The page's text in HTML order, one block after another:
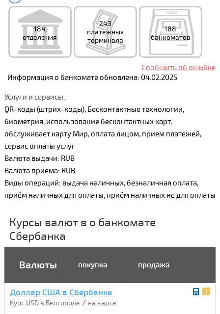
184
отделения
243
платежных
терминала
188
банкоматов
Сообщить об ошибке
Информация о банкомате обновлена: 04.02.2025
Услуги и сервисы:
QR-коды (штрих-коды), Бесконтактные технологии,
биометрия, использование бесконтактных карт,
обслуживает карту Мир, оплата лицом, прием платежей,
сервис оплаты услуг
Валюта выдачи: RUB
Валюта приёма: RUB
Виды операций: выдача наличных, безналичная оплата,
приём наличных для оплаты, приём наличных не для оплаты
Курсы валют в о банкомате
Сбербанка
Валюты покупка продажа
Доллар США в Сбербанке
Курс USD в Белгороде / на карте